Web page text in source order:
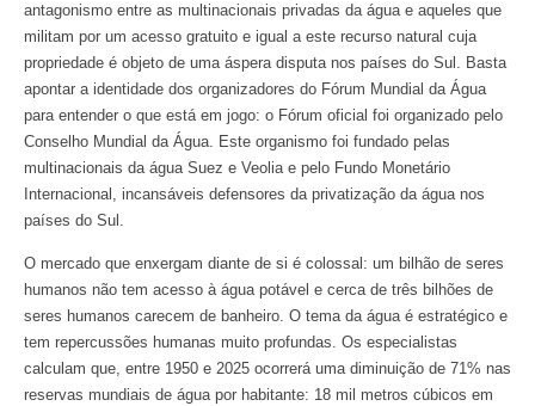
antagonismo entre as multinacionais privadas da água e aqueles que
militam por um acesso gratuito e igual a este recurso natural cuja
propriedade é objeto de uma áspera disputa nos países do Sul. Basta
apontar a identidade dos organizadores do Fórum Mundial da Água
para entender o que está em jogo: o Fórum oficial foi organizado pelo
Conselho Mundial da Água. Este organismo foi fundado pelas
multinacionais da água Suez e Veolia e pelo Fundo Monetário
Internacional, incansáveis defensores da privatização da água nos
países do Sul.
O mercado que enxergam diante de si é colossal: um bilhão de seres
humanos não tem acesso à água potável e cerca de três bilhões de
seres humanos carecem de banheiro. O tema da água é estratégico e
tem repercussões humanas muito profundas. Os especialistas
calculam que, entre 1950 e 2025 ocorrerá uma diminuição de 71% nas
reservas mundiais de água por habitante: 18 mil metros cúbicos em